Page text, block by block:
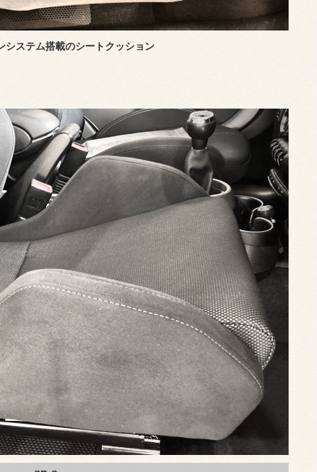
システム搭載のシートクッション